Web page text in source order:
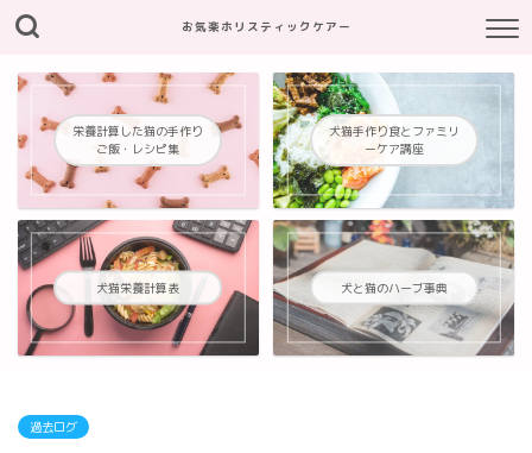
お気楽ホリスティックケアー
栄養計算した猫の手作り
ご飯・レシピ集
犬猫手作り食とファミリ
ーケア講座
犬猫栄養計算表 犬と猫のハーブ事典
過去ログ